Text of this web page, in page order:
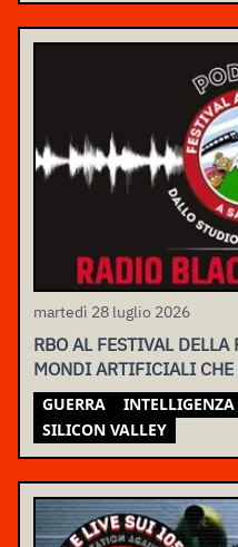
martedì 28 luglio 2026
RBO AL FESTIVAL
MONDI ARTIFICIALI
GUERRA
SILICON VALLEY